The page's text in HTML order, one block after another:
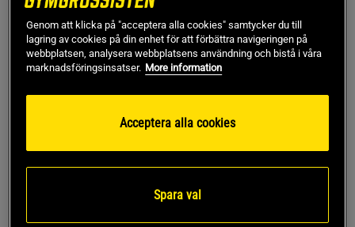
Speciellt anpassat till funktionskläder.
Tar bort tuffa fläckar och lukt
Återställer tygets prestanda
Säker att använda på alla tygtyper
re:CLAIM Tvättmedel är ett svensktillverkat
maskintvättmedel som är fritt från fosfat och zeoliter.
Speciellt anpassat till funktionskläder för tvätt vid handtvätt
Genom att klicka på "acceptera alla cookies" samtycker du till
lagring av cookies på din enhet för att förbättra navigeringen på
webbplatsen, analysera webbplatsens användning och bistå i våra
marknadsföringsinsatser. More information
Acceptera alla cookies
Spara val